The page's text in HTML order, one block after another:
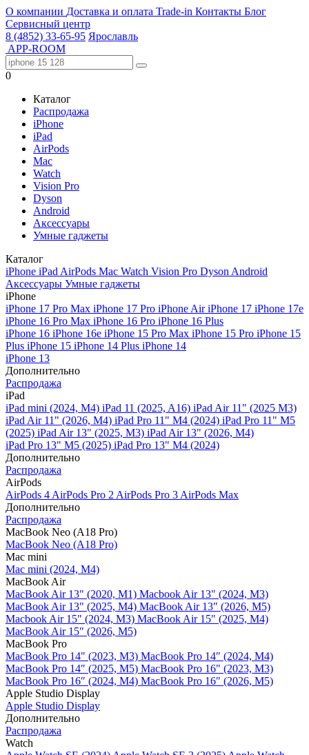
О компании Доставка и оплата Trade-in Контакты Блог
Сервисный центр
8 (4852) 33-65-95 Ярославль
APP-ROOM
0
Каталог
Распродажа
iPhone
iPad
AirPods
Mac
Watch
Vision Pro
Dyson
Android
Аксессуары
Умные гаджеты
Каталог
iPhone iPad AirPods Mac Watch Vision Pro Dyson Android
Аксессуары Умные гаджеты
iPhone
iPhone 17 Pro Max iPhone 17 Pro iPhone AiriPhone 17 iPhone 17e
iPhone 16 Pro Max iPhone 16 Pro iPhone 16 Plus
iPhone 16 iPhone 16e iPhone 15 Pro Max iPhone 15 Pro iPhone 15
Plus iPhone 15 iPhone 14 Plus iPhone 14
iPhone 13
Дополнительно
Распродажа
iPad
iPad mini (2024, M4) iPad 11 (2025, A16) iPad Air 11" (2025 M3)
iPad Air 11" (2026, M4) iPad Pro 11" M4 (2024) iPad Pro 11" M5
(2025) iPad Air 13" (2025, M3) iPad Air 13" (2026, M4)
iPad Pro 13" M5 (2025) iPad Pro 13" M4 (2024)
Дополнительно
Распродажа
AirPods
AirPods 4 AirPods Pro 2 AirPods Pro 3 AirPods Max
Дополнительно
Распродажа
MacBook Neo (A18 Pro)
MacBook Neo (A18 Pro)
Mac mini
Mac mini (2024, M4)
MacBook Air
MacBook Air 13" (2020, M1) Macbook Air 13" (2024, M3)
MacBook Air 13" (2025, M4) MacBook Air 13″ (2026, M5)
Macbook Air 15" (2024, M3) MacBook Air 15" (2025, M4)
MacBook Air 15″ (2026, M5)
MacBook Pro
MacBook Pro 14" (2023, M3) MacBook Pro 14″ (2024, M4)
MacBook Pro 14″ (2025, M5) MacBook Pro 16" (2023, M3)
MacBook Pro 16″ (2024, M4) MacBook Pro 16" (2026, M5)
Apple Studio Display
Apple Studio Display
Дополнительно
Распродажа
Watch